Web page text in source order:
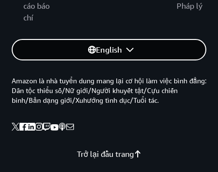
cáo báo
chí
Pháp lý
English
Trở lại đầu trang
Amazon là nhà tuyển dung mang lại cơ hội làm việc bình đẳng:
Dân tộc thiểu số/Nữ giới/Người khuyết tật/Cựu chiến
binh/Bản dạng giới/Xuhướng tình dục/Tuổi tác.